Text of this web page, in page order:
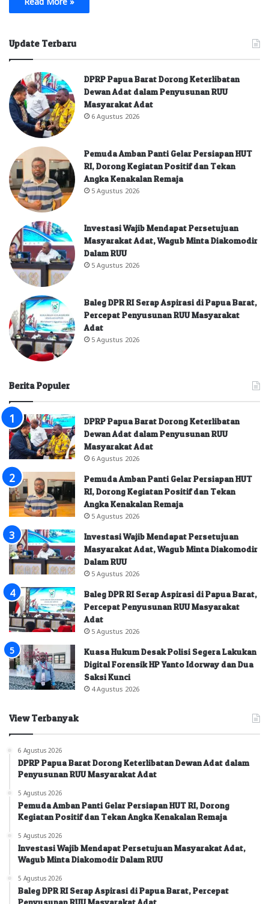
Update Terbaru
DPRP Papua Barat Dorong Keterlibatan
Dewan Adat dalam Penyusunan RUU
Masyarakat Adat
6 Agustus 2026
Pemuda Amban Panti Gelar Persiapan HUT
RI, Dorong Kegiatan Positif dan Tekan
Angka Kenakalan Remaja
5 Agustus 2026
Investasi Wajib Mendapat Persetujuan
Masyarakat Adat, Wagub Minta Diakomodir
Dalam RUU
5 Agustus 2026
Baleg DPR RI Serap Aspirasi di Papua Barat,
Percepat Penyusunan RUU Masyarakat
Adat
5 Agustus 2026
Berita Populer
DPRP Papua Barat Dorong Keterlibatan
Dewan Adat dalam Penyusunan RUU
Masyarakat Adat
6 Agustus 2026
Pemuda Amban Panti Gelar Persiapan HUT
RI, Dorong Kegiatan Positif dan Tekan
Angka Kenakalan Remaja
5 Agustus 2026
Investasi Wajib Mendapat Persetujuan
Masyarakat Adat, Wagub Minta Diakomodir
Dalam RUU
5 Agustus 2026
Baleg DPR RI Serap Aspirasi di Papua Barat,
Percepat Penyusunan RUU Masyarakat
Adat
5 Agustus 2026
Kuasa Hukum Desak Polisi Segera Lakukan
Digital Forensik HP Yanto Idorway dan Dua
Saksi Kunci
4 Agustus 2026
View Terbanyak
6 Agustus 2026
DPRP Papua Barat Dorong Keterlibatan Dewan Adat dalam
Penyusunan RUU Masyarakat Adat
5 Agustus 2026
Pemuda Amban Panti Gelar Persiapan HUT RI, Dorong
Kegiatan Positif dan Tekan Angka Kenakalan Remaja
5 Agustus 2026
Investasi Wajib Mendapat Persetujuan Masyarakat Adat,
Wagub Minta Diakomodir Dalam RUU
5 Agustus 2026
Baleg DPR RI Serap Aspirasi di Papua Barat, Percepat
Penyusunan RUU Masyarakat Adat